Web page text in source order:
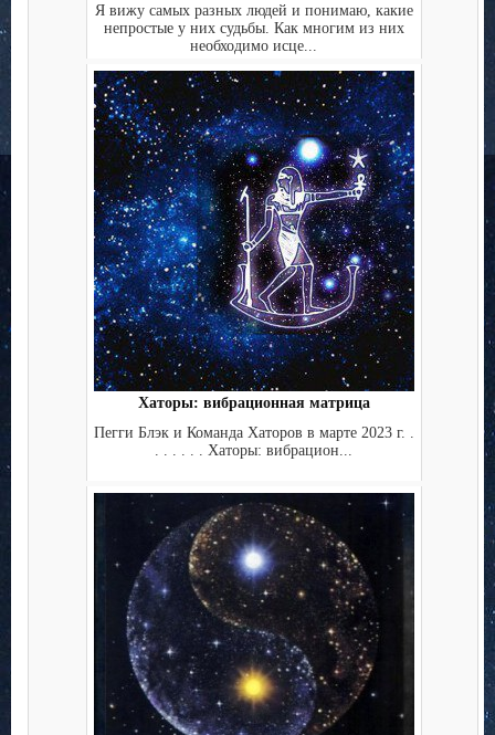
Я вижу самых разных людей и понимаю, какие
непростые у них судьбы. Как многим из них
необходимо исце...
Хаторы: вибрационная матрица
Пегги Блэк и Команда Хаторов в марте 2023 г. .
. . . . . . Хаторы: вибрацион...